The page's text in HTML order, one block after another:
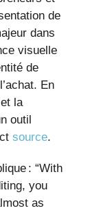
de
dans
visuelle
de
En
la
outil
source.
: “With
you
as